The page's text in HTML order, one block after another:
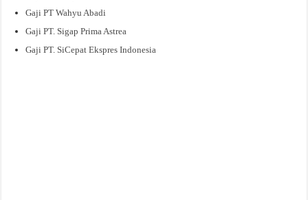
Gaji PT Wahyu Abadi
Gaji PT. Sigap Prima Astrea
Gaji PT. SiCepat Ekspres Indonesia